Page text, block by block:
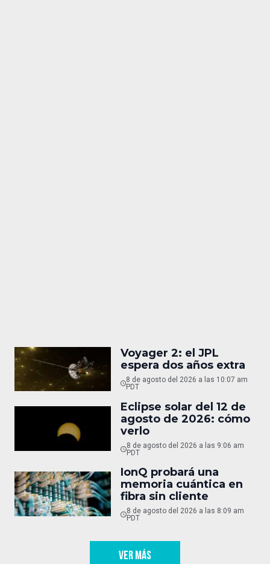
Voyager 2: el JPL
espera dos años extra
8 de agosto del 2026 a las 10:07 am
PDT
Eclipse solar del 12 de
agosto de 2026: cómo
verlo
8 de agosto del 2026 a las 9:06 am
PDT
IonQ probará una
memoria cuántica en
fibra sin cliente
8 de agosto del 2026 a las 8:09 am
PDT
VER MÁS